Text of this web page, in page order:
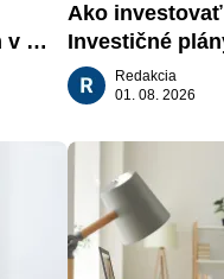
v
Ako
Investičné
za vásRedakcia
01. 08. 2026